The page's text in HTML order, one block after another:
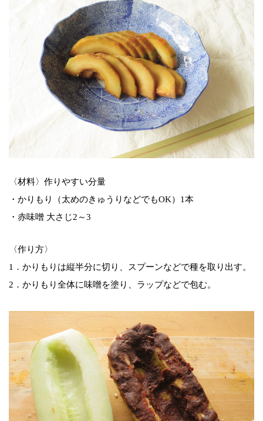
〈材料〉作りやすい分量
・かりもり（太めのきゅうりなどでもOK）1本
・赤味噌 大さじ2～3
〈作り方〉
1．かりもりは縦半分に切り、スプーンなどで種を取り出す。
2．かりもり全体に味噌を塗り、ラップなどで包む。